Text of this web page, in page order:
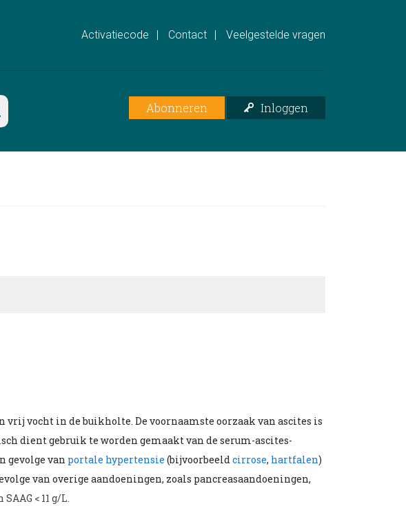
Activatiecode Contact Veelgestelde vragen
Abonneren Inloggen
vrij vocht in de buikholte. De voornaamste oorzaak van ascites is
dient gebruik te worden gemaakt van de serum-ascites-
gevolge van portale hypertensie (bijvoorbeeldcirrose, hartfalen)
van overige aandoeningen, zoals pancreasaandoeningen,
< 11 g/L.